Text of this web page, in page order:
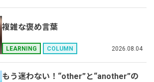
複雑な褒め言葉
LEARNING COLUMN 2026.08.04
もう迷わない！“other”と“another”の